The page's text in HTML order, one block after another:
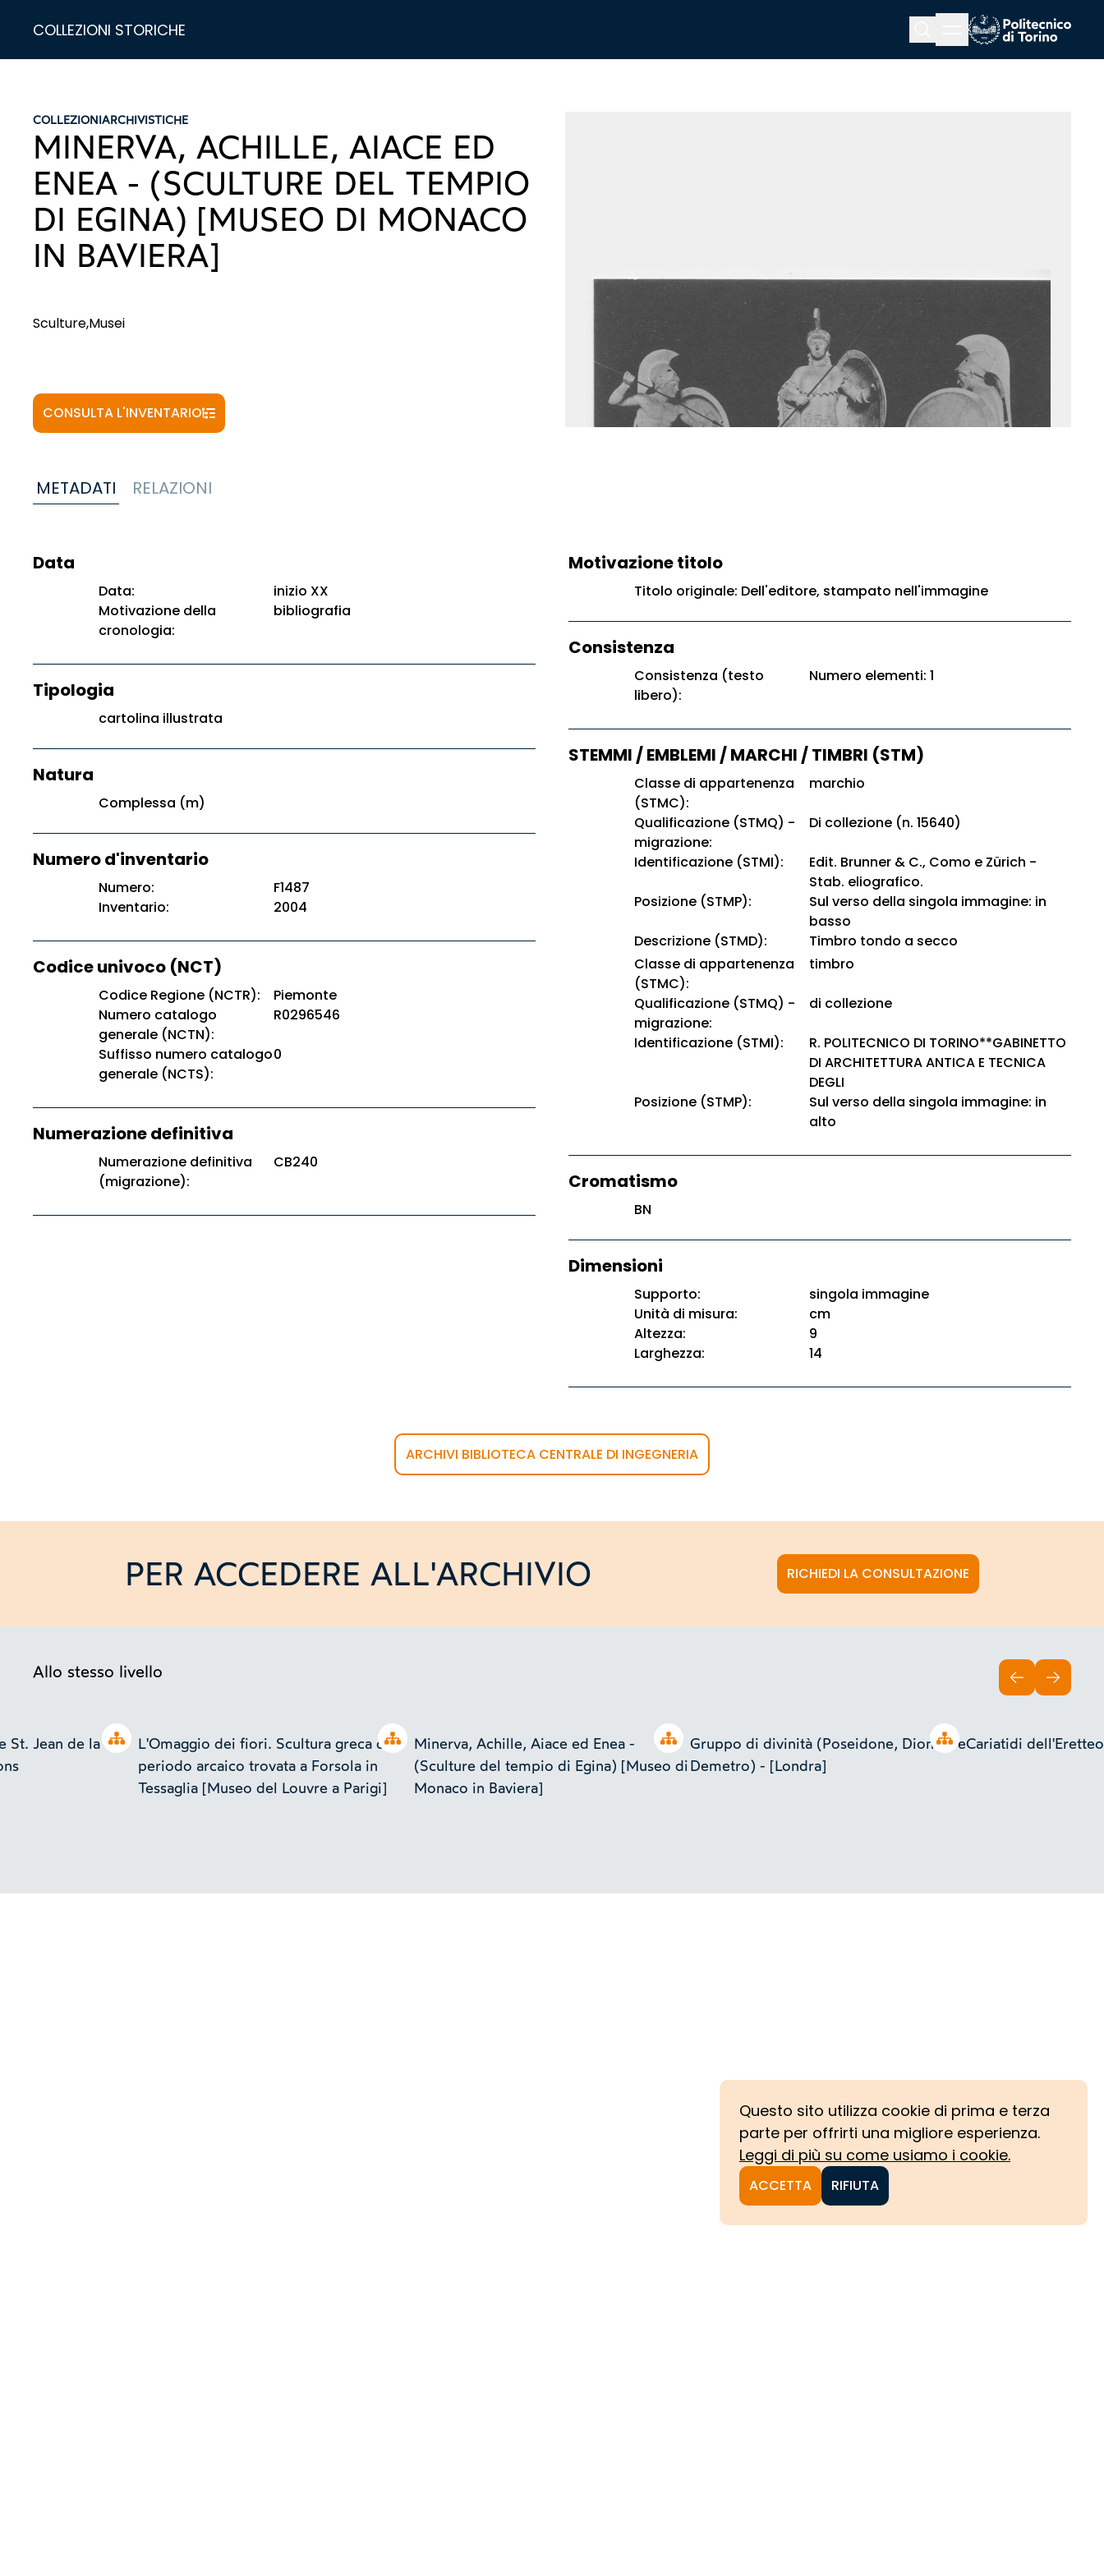
Questo sito utilizza cookie di prima e terza
parte per offrirti una migliore esperienza.
Leggi di più su come usiamo i cookie.
ACCETTA RIFIUTA
COLLEZIONI STORICHE
Menu button
COLLEZIONIARCHIVISTICHE
MINERVA, ACHILLE, AIACE ED
ENEA - (SCULTURE DEL TEMPIO
DI EGINA) [MUSEO DI MONACO
IN BAVIERA]
Sculture,Musei
CONSULTA L'INVENTARIO
METADATI RELAZIONI
Data
Data:
inizio XX
Motivazione della
cronologia:
bibliografia
Tipologia
cartolina illustrata
Natura
Complessa (m)
Numero d'inventario
Numero:
F1487
Inventario:
2004
Codice univoco (NCT)
Codice Regione (NCTR):
Piemonte
Numero catalogo
generale (NCTN):
R0296546
Suffisso numero catalogo
generale (NCTS):
0
Numerazione definitiva
Numerazione definitiva
(migrazione):
CB240
Motivazione titolo
Titolo originale: Dell'editore, stampato nell'immagine
Consistenza
Consistenza (testo
libero):
Numero elementi: 1
STEMMI / EMBLEMI / MARCHI / TIMBRI (STM)
Classe di appartenenza
(STMC):
marchio
Qualificazione (STMQ) -
migrazione:
Di collezione (n. 15640)
Identificazione (STMI):
Edit. Brunner & C., Como e Zürich -
Stab. eliografico.
Posizione (STMP):
Sul verso della singola immagine: in
basso
Descrizione (STMD):
Timbro tondo a secco
Classe di appartenenza
(STMC):
timbro
Qualificazione (STMQ) -
migrazione:
di collezione
Identificazione (STMI):
R. POLITECNICO DI TORINO**GABINETTO
DI ARCHITETTURA ANTICA E TECNICA
DEGLI
Posizione (STMP):
Sul verso della singola immagine: in
alto
Cromatismo
BN
Dimensioni
Supporto:
singola immagine
Unità di misura:
cm
Altezza:
9
Larghezza:
14
ARCHIVI BIBLIOTECA CENTRALE DI INGEGNERIA
PER ACCEDERE ALL'ARCHIVIO RICHIEDI LA CONSULTAZIONE
Allo stesso livello
Open tree
St. Jean de la
Open tree
L'Omaggio dei fiori. Scultura greca del
periodo arcaico trovata a Forsola in
Tessaglia [Museo del Louvre a Parigi]
Open tree
Minerva, Achille, Aiace ed Enea -
(Sculture del tempio di Egina) [Museo di
Monaco in Baviera]
Open tree
Gruppo di divinità (Poseidone, Dioniso e
Demetro) - [Londra]
Cariatidi
INDIETROAVANTI